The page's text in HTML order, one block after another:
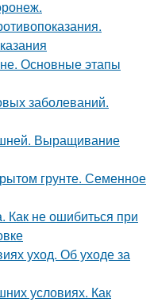
Основные этапы
заболеваний.
Выращивание
грунте. Семенное
Как не ошибиться при
уход. Об уходе за
условиях. Как